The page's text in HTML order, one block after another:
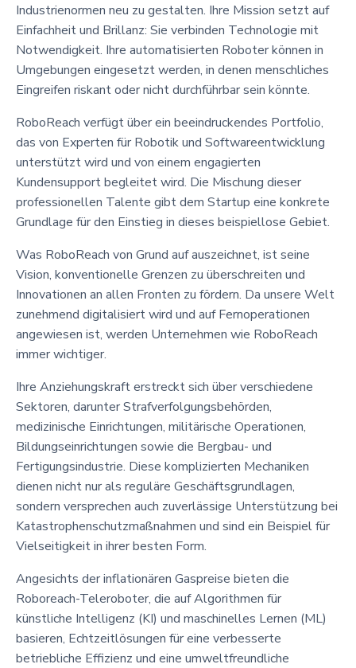
Industrienormen neu zu gestalten. Ihre Mission setzt auf
Einfachheit und Brillanz: Sie verbinden Technologie mit
Notwendigkeit. Ihre automatisierten Roboter können in
Umgebungen eingesetzt werden, in denen menschliches
Eingreifen riskant oder nicht durchführbar sein könnte.
RoboReach verfügt über ein beeindruckendes Portfolio,
das von Experten für Robotik und Softwareentwicklung
unterstützt wird und von einem engagierten
Kundensupport begleitet wird. Die Mischung dieser
professionellen Talente gibt dem Startup eine konkrete
Grundlage für den Einstieg in dieses beispiellose Gebiet.
Was RoboReach von Grund auf auszeichnet, ist seine
Vision, konventionelle Grenzen zu überschreiten und
Innovationen an allen Fronten zu fördern. Da unsere Welt
zunehmend digitalisiert wird und auf Fernoperationen
angewiesen ist, werden Unternehmen wie RoboReach
immer wichtiger.
Ihre Anziehungskraft erstreckt sich über verschiedene
Sektoren, darunter Strafverfolgungsbehörden,
medizinische Einrichtungen, militärische Operationen,
Bildungseinrichtungen sowie die Bergbau- und
Fertigungsindustrie. Diese komplizierten Mechaniken
dienen nicht nur als reguläre Geschäftsgrundlagen,
sondern versprechen auch zuverlässige Unterstützung bei
Katastrophenschutzmaßnahmen und sind ein Beispiel für
Vielseitigkeit in ihrer besten Form.
Angesichts der inflationären Gaspreise bieten die
Roboreach-Teleroboter, die auf Algorithmen für
künstliche Intelligenz (KI) und maschinelles Lernen (ML)
basieren, Echtzeitlösungen für eine verbesserte
betriebliche Effizienz und eine umweltfreundliche